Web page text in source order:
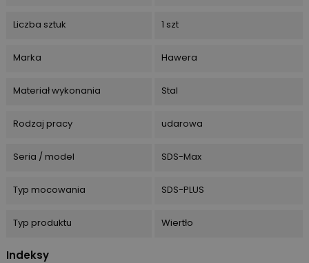
Liczba sztuk 1 szt
Marka Hawera
Materiał wykonania Stal
Rodzaj pracy udarowa
Seria / model SDS-Max
Typ mocowania SDS-PLUS
Typ produktu Wiertło
Indeksy